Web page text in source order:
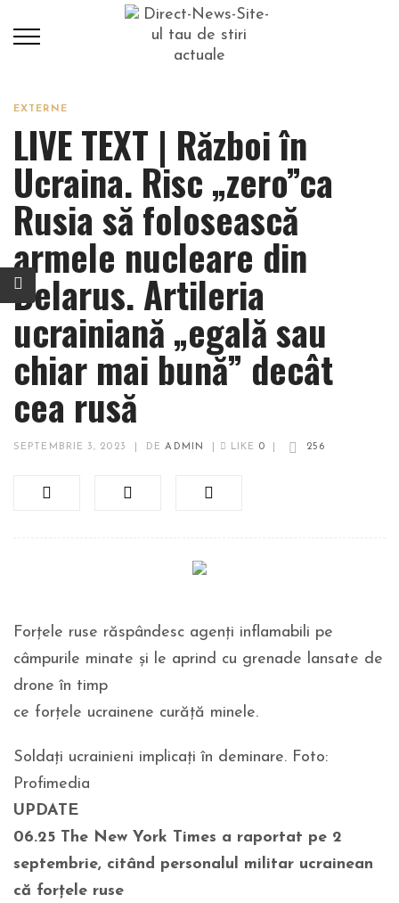
EXTERNE
LIVE TEXT | Război în
Ucraina. Risc „zero”ca
Rusia să folosească
armele nucleare din
Belarus. Artileria
ucrainiană „egală sau
chiar mai bună” decât
cea rusă
SEPTEMBRIE 3, 2023 DEADMIN LIKE 0 256
Forțele ruse răspândesc agenți inflamabili pe
câmpurile minate și le aprind cu grenade lansate de
drone în timp
ce forțele ucrainene curăță minele.
Soldați ucrainieni implicați în deminare. Foto:
Profimedia
UPDATE
06.25 The New York Times a raportat pe 2
septembrie, citând personalul militar ucrainean
că forțele ruse